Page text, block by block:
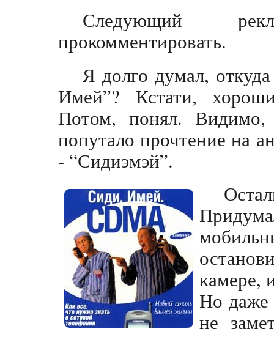
Следующий
прокомментировать.
Я долго думал,
Имей”? Кстати,
Потом, понял.
попутало прочтение на
- “Сидиэмэй”.
камере,
Но даже
не